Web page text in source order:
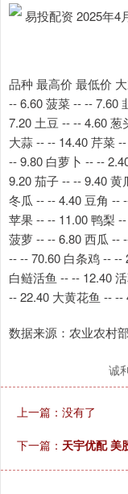
品种 最高价 最低价
-- 6.60 菠菜 -- -- 7.60
7.20 土豆 -- -- 4.60 葱
大蒜 -- -- 14.40 芹菜
-- 9.80 白萝卜 -- --
9.20 茄子 -- -- 9.40
冬瓜 -- -- 4.40 豆角 --
苹果 -- -- 11.00 鸭梨
菠萝 -- -- 6.80 西瓜 --
-- -- 70.60 白条鸡 -- --
白鲢活鱼 -- -- 12.40
-- 22.40 大黄花鱼 --
数据来源：农业农村
诚
上一篇：没有了
下一篇： 天宇优配 美